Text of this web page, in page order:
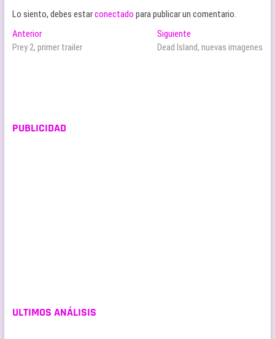
Lo siento, debes estarconectado para publicar un comentario.
Navegación
de
AnteriorEntrada
anterior:
Prey 2, primer trailer
Siguiente
siguiente:
Dead Island, nuevas imagenes
PUBLICIDAD
ULTIMOS ANÁLISIS